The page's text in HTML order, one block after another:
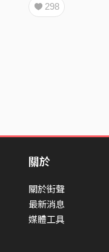
298
關於
關於街聲
最新消息
媒體工具